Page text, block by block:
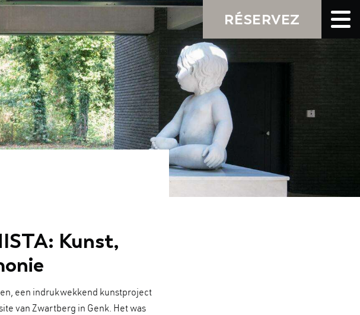
RÉSERVEZ
Kunst,
een indrukwekkend kunstproject
van Zwartberg in Genk. Het was